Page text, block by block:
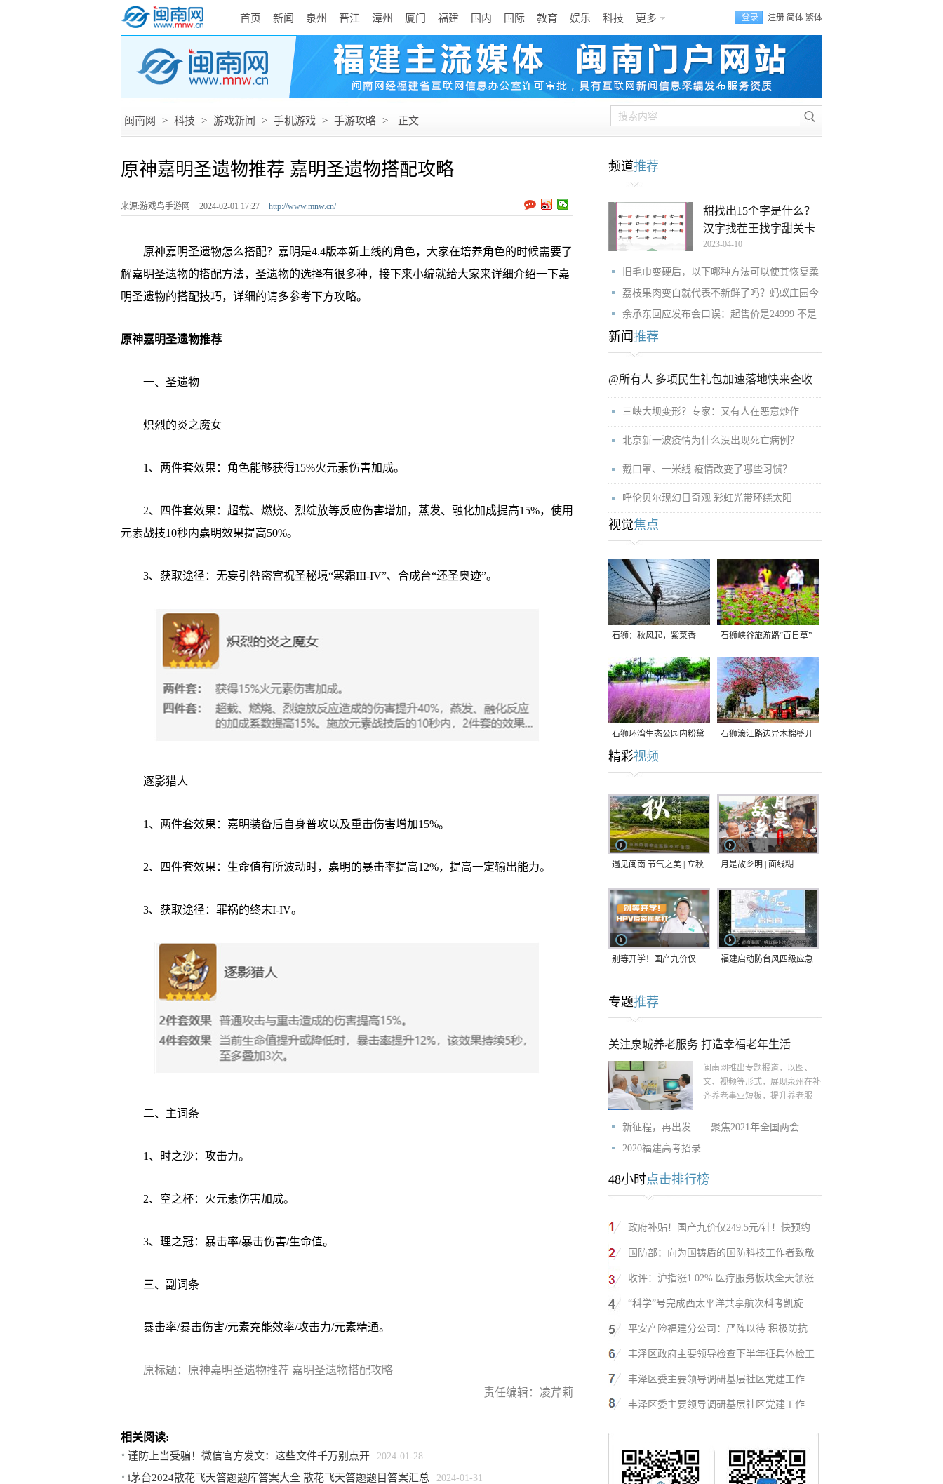
首页 新闻 泉州 晋江 漳州 厦门 福建 国内 国际 教育 娱乐 科技 更多 登录 注册 简体 繁体
闽南网 > 科技 > 游戏新闻 > 手机游戏 > 手游攻略 > 正文
原神嘉明圣遗物推荐 嘉明圣遗物搭配攻略
来源:游戏鸟手游网 2024-02-01 17:27 http://www.mnw.cn/
原神嘉明圣遗物怎么搭配？嘉明是4.4版本新上线的角色，大家在培养角色的时候需要了
解嘉明圣遗物的搭配方法，圣遗物的选择有很多种，接下来小编就给大家来详细介绍一下嘉
明圣遗物的搭配技巧，详细的请多参考下方攻略。
原神嘉明圣遗物推荐
一、圣遗物
炽烈的炎之魔女
1、两件套效果：角色能够获得15%火元素伤害加成。
2、四件套效果：超载、燃烧、烈绽放等反应伤害增加，蒸发、融化加成提高15%，使用
元素战技10秒内嘉明效果提高50%。
3、获取途径：无妄引咎密宫祝圣秘境“寒霜III-IV”、合成台“还圣奥迹”。
逐影猎人
1、两件套效果：嘉明装备后自身普攻以及重击伤害增加15%。
2、四件套效果：生命值有所波动时，嘉明的暴击率提高12%，提高一定输出能力。
3、获取途径：罪祸的终末I-IV。
二、主词条
1、时之沙：攻击力。
2、空之杯：火元素伤害加成。
3、理之冠：暴击率/暴击伤害/生命值。
三、副词条
暴击率/暴击伤害/元素充能效率/攻击力/元素精通。
原标题：原神嘉明圣遗物推荐 嘉明圣遗物搭配攻略
责任编辑：凌芹莉
相关阅读:
谨防上当受骗！微信官方发文：这些文件千万别点开 2024-01-28
i茅台2024散花飞天答题题库答案大全 散花飞天答题题目答案汇总 2024-01-31
频道推荐
甜找出15个字是什么？
汉字找茬王找字甜关卡
2023-04-10
旧毛巾变硬后，以下哪种方法可以使其恢复柔
荔枝果肉变白就代表不新鲜了吗？蚂蚁庄园今
余承东回应发布会口误：起售价是24999 不是
新闻 推荐
@所有人 多项民生礼包加速落地快来查收
三峡大坝变形？专家：又有人在恶意炒作
北京新一波疫情为什么没出现死亡病例？
戴口罩、一米线 疫情改变了哪些习惯？
呼伦贝尔现幻日奇观 彩虹光带环绕太阳
视觉焦点
石狮：秋风起，紫菜香 石狮峡谷旅游路“百日草”
争相斗艳
石狮环湾生态公园内粉黛
乱子草盛放
石狮濠江路边异木棉盛开
精彩视频
遇见闽南 节气之美 | 立秋 月是故乡明 | 面线糊
别等开学！国产九价仅
紧打
福建启动防台风四级应急
专题推荐
关注泉城养老服务 打造幸福老年生活
闽南网推出专题报道，以图、
文、视频等形式，展现泉州在补
齐养老事业短板，提升养老服
新征程，再出发——聚焦2021年全国两会
2020福建高考招录
48小时点击排行榜
政府补贴！国产九价仅249.5元/针！快预约
国防部：向为国铸盾的国防科技工作者致敬
收评：沪指涨1.02% 医疗服务板块全天领涨
“科学”号完成西太平洋共享航次科考凯旋
平安产险福建分公司：严阵以待 积极防抗
丰泽区政府主要领导检查下半年征兵体检工
丰泽区委主要领导调研基层社区党建工作
丰泽区委主要领导调研基层社区党建工作